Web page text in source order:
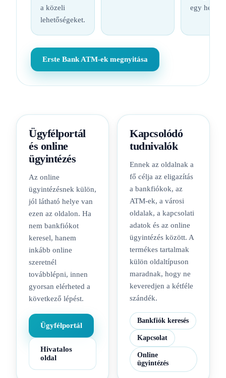
a közeli
lehetőségeket.
egy
Erste Bank ATM-ek megnyitása
Ügyfélportál
és online
ügyintézés
Az online
ügyintézésnek külön,
jól látható helye van
ezen az oldalon. Ha
nem bankfiókot
keresel, hanem
inkább online
szeretnél
továbblépni, innen
gyorsan elérheted a
következő lépést.
Ügyfélportál
Hivatalos
oldal
Kapcsolódó
tudnivalók
Ennek az oldalnak a
fő célja az eligazítás
a bankfiókok, az
ATM-ek, a városi
oldalak, a kapcsolati
adatok és az online
ügyintézés között. A
termékes tartalmak
külön oldaltípuson
maradnak, hogy ne
keveredjen a kétféle
szándék.
Bankfiók keresés
Kapcsolat
Online
ügyintézés